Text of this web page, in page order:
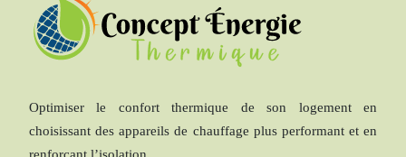
Optimiser le confort thermique de son logement en
choisissant des appareils de chauffage plus performant et en